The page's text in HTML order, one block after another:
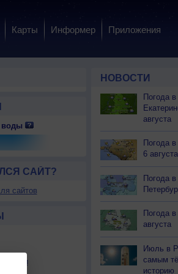
Карты Информер Приложения
0.0
7 пт
Ю-З
Ночь
0.0
+22
Ю-З
Утро
0.1
+21
+19
З
Утро
0.0
+27
+29
Ю
воды
САЙТ?
сайтов
НОВОСТИ
Погода в
августа
Погода
6 августа
Погода в
Погода
августа
Июль в
самым
историю